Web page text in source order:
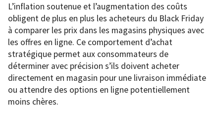
L’inflation soutenue et l’augmentation des coûts
obligent de plus en plus les acheteurs du Black Friday
à comparer les prix dans les magasins physiques avec
les offres en ligne. Ce comportement d’achat
stratégique permet aux consommateurs de
déterminer avec précision s’ils doivent acheter
directement en magasin pour une livraison immédiate
ou attendre des options en ligne potentiellement
moins chères.